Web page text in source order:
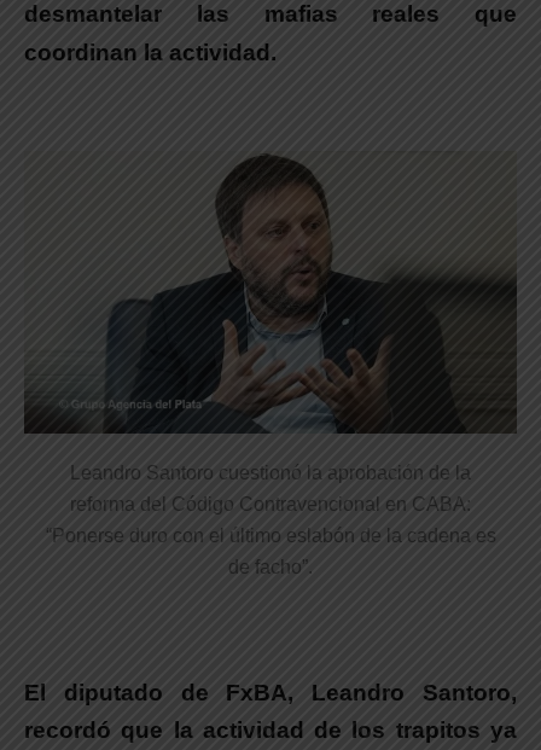
desmantelar las mafias reales que
coordinan la actividad.
Leandro Santoro cuestionó la aprobación de la
reforma del Código Contravencional en CABA:
“Ponerse duro con el último eslabón de la cadena es
de facho”.
El diputado de FxBA, Leandro Santoro,
recordó que la actividad de los trapitos ya